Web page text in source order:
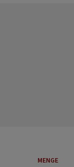
MENGE